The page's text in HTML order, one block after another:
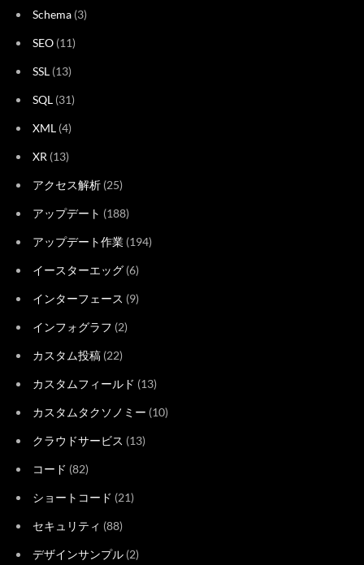
Schema (3)
SEO (11)
SSL (13)
SQL (31)
XML (4)
XR (13)
アクセス解析 (25)
アップデート (188)
アップデート作業 (194)
イースターエッグ (6)
インターフェース (9)
インフォグラフ (2)
カスタム投稿 (22)
カスタムフィールド (13)
カスタムタクソノミー (10)
クラウドサービス (13)
コード (82)
ショートコード (21)
セキュリティ (88)
デザインサンプル (2)